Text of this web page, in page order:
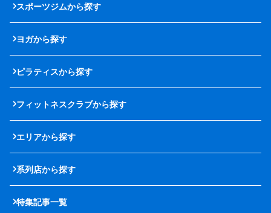
スポーツジムから探す
ヨガから探す
ピラティスから探す
フィットネスクラブから探す
エリアから探す
系列店から探す
特集記事一覧